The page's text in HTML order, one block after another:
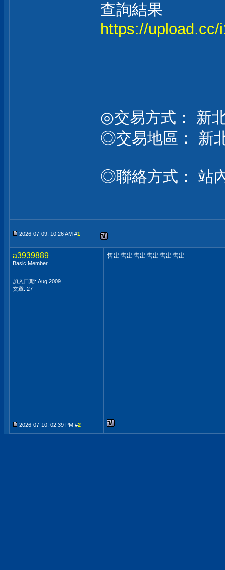
查詢結果
https://
◎交易方式： 新
◎交易地區： 新
◎聯絡方式： 站
2026-07-09, 10:26 AM #1
a3939889
Basic Member
加入日期: Aug 2009
文章: 27
售出售出售出售出售出售出
2026-07-10, 02:39 PM #2